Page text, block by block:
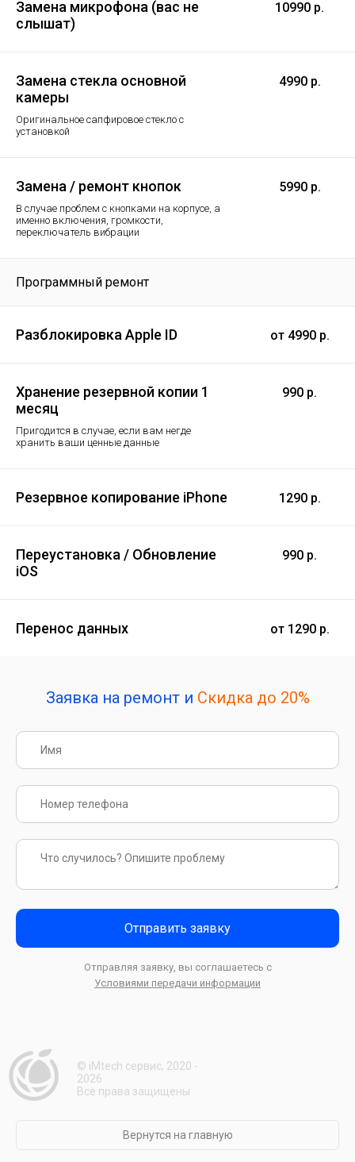
Замена микрофона (вас не
слышат)
10990 р.
Замена стекла основной
камеры
Оригинальное сапфировое стекло с
установкой
4990 р.
Замена / ремонт кнопок
В случае проблем с кнопками на корпусе, а
именно включения, громкости,
переключатель вибрации
5990 р.
Программный ремонт
Разблокировка Apple ID от 4990 р.
Хранение резервной копии 1
месяц
Пригодится в случае, если вам негде
хранить ваши ценные данные
990 р.
Резервное копирование iPhone 1290 р.
Переустановка / Обновление
iOS
990 р.
Перенос данных от 1290 р.
Заявка на ремонт и Скидка до 20%
Отправить заявку
Отправляя заявку, вы соглашаетесь с
Условиями передачи информации
© iMtech сервис, 2020 -
2026
Все права защищены
Вернутся на главную